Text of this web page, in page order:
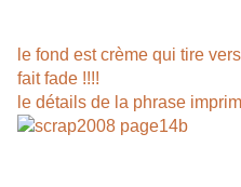
le fond est crème qui tire
fait fade !!!!
le détails de la phrase